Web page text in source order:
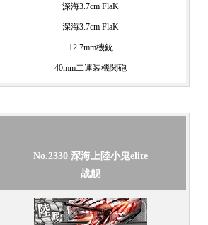
深海3.7cm FlaK
深海3.7cm FlaK
12.7mm機銃
40mm二連装機関砲
No.2330 深海上陸小鬼elite
战舰